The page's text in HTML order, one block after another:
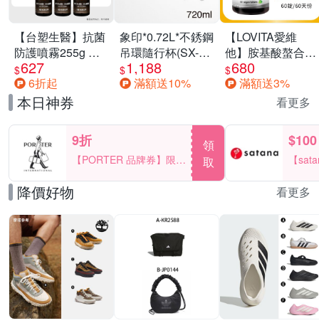
【台塑生醫】抗菌
防護噴霧255g 三
入組
$627
6折起
象印*0.72L*不銹鋼
吊環隨行杯(SX-
LA72H)
$1,188
滿額送10%
【LOVITA愛維
他】胺基酸螯合鋅
x2瓶30mg素食錠
(鋅錠)
$680
滿額送3%
本日神券 看更多
9折
【PORTER 品牌券】限時
2天 滿2000享9折
領
取
$100
【
一件
降價好物 看更多